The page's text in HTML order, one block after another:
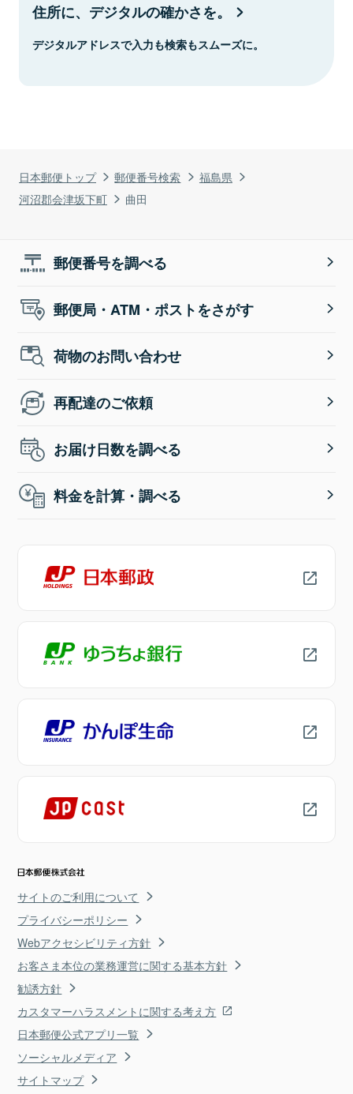
日本郵便トップ 郵便番号検索
福島県
河沼郡会津坂下町
曲田
住所に、デジタルの確かさを。
デジタルアドレスで入力も検索もスムーズに。
郵便番号を調べる
郵便局・ATM・ポストをさがす
荷物のお問い合わせ
再配達のご依頼
お届け日数を調べる
料金を計算・調べる
サイトのご利用について
プライバシーポリシー
Webアクセシビリティ方針
お客さま本位の業務運営に関する基本方針
勧誘方針
カスタマーハラスメントに関する考え方
日本郵便公式アプリ一覧
ソーシャルメディア
サイトマップ